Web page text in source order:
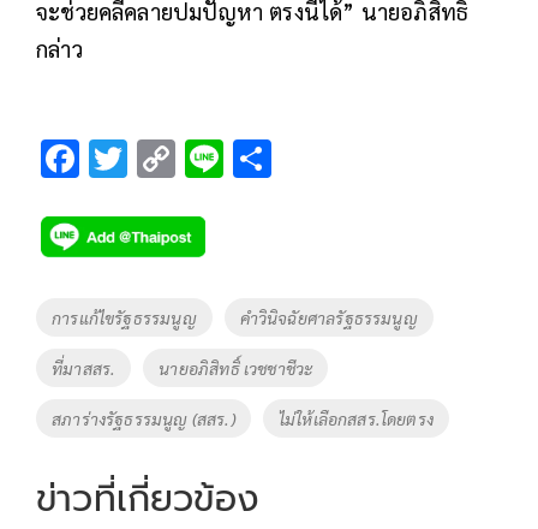
จะช่วยคลี่คลายปมปัญหา ตรงนี้ได้” นายอภิสิทธิ์
กล่าว
F
e
b
o
k
T
tt
er
C
p
y
Li
k
Li
Tags
การแก้ไขรัฐธรรมนูญ คำวินิจฉัยศาลรัฐธรรมนูญ
ที่มาสสร. นายอภิสิทธิ์ เวชชาชีวะ
สภาร่างรัฐธรรมนูญ (สสร.) ไม่ให้เลือกสสร.โดยตรง
ข่าวที่เกี่ยวข้อง